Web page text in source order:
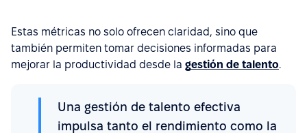
Estas métricas no solo ofrecen claridad, sino que
también permiten tomar decisiones informadas para
mejorar la productividad desde la gestión de talento.
Una gestión de talento efectiva
impulsa tanto el rendimiento como la